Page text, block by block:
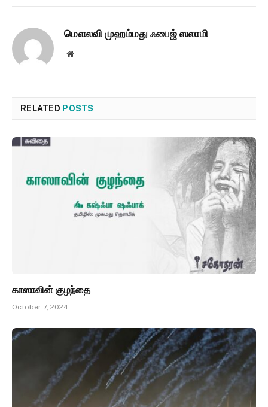
மௌலவி முஹம்மது ஃபைஜ் ஸலாமி
Website
RELATED POSTS
காஸாவின் குழந்தை
October 7, 2024